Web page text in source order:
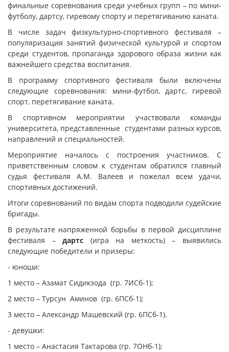
финальные соревнования среди учебных групп – по мини-
футболу, дартсу, гиревому спорту и перетягиванию каната.
В числе задач физкультурно-спортивного фестиваля –
популяризация занятий физической культурой и спортом
среди студентов, пропаганда здорового образа жизни как
важнейшего средства воспитания.
В программу спортивного фестиваля были включены
следующие соревнования: мини-футбол, дартс, гиревой
спорт, перетягивание каната.
В спортивном мероприятии участвовали команды
университета, представленные студентами разных курсов,
направлений и специальностей.
Мероприятие началось с построения участников. С
приветственным словом к студентам обратился главный
судья фестиваля А.М. Валеев и пожелал всем удачи,
спортивных достижений.
Итоги соревнований по видам спорта подводили судейские
бригады.
В результате напряженной борьбы в первой дисциплине
фестиваля –дартс (игра на меткость) – выявились
следующие победители и призеры:
- юноши:
1 место – Азамат Сидикзода (гр. 7ИСб-1);
2 место – Турсун Аминов (гр. 6ПСб-1);
3 место – Александр Машевский (гр. 6ПСб-1).
- девушки:
1 место – Анастасия Тактарова (гр. 7ОНб-1);